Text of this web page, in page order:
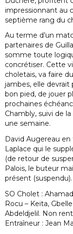
impressionnant au
septième rang du
Au terme d’un
partenaires de
somme toute
concrétiser. Cette
choletais, va faire
jambes, elle
bon pied, de jouer
prochaines
Chambly, suivi de
une semaine.
David Augereau en
Laplace qui le
(de retour de
Palois, le buteur
présent (suspendu).
SO Cholet :
Rocu – Keita,
Abdeldjelil. Non
Entraîneur : Jean